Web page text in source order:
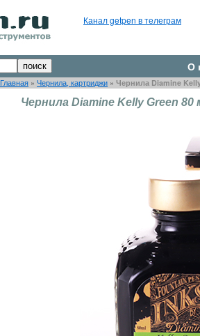
Канал getpen в телеграм
О
Главная » Чернила, картриджи » Чернила Diamine
Чернила Diamine Kelly Green 80